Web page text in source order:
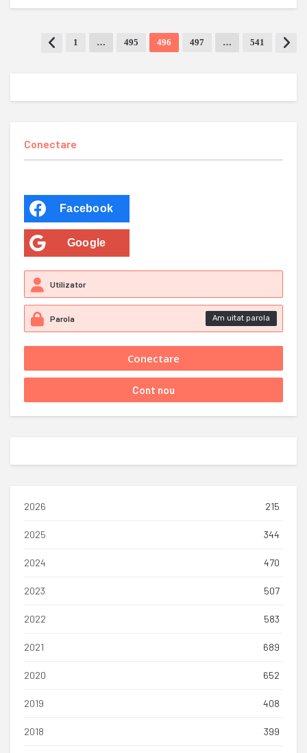
1 … 495 496 497 … 541
Conectare
Facebook
Google
Am uitat parola
2026 215
2025 344
2024 470
2023 507
2022 583
2021 689
2020 652
2019 408
2018 399